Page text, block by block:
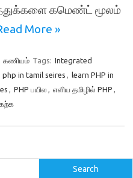
கமெண்ட் மூலம்
More »
கணியம் Tags: Integrated
php in tamil seires
learn PHP in
PHP பயில எளிய தமிழில் PHP
Search